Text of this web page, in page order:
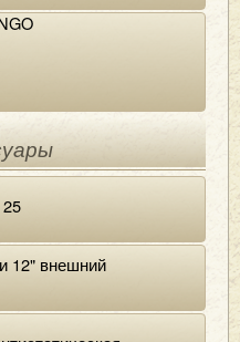
12" внешний